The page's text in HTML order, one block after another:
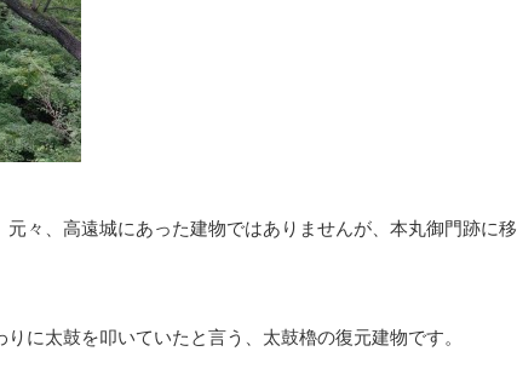
々、高遠城にあった建物ではありませんが、本丸御門跡に移
に太鼓を叩いていたと言う、太鼓櫓の復元建物です。